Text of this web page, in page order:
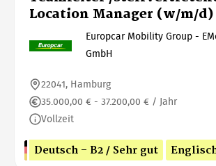
Location Manager (w/m/d)
Europcar Mobility Group -
GmbH
22041, Hamburg
35.000,00 € - 37.200,00 € / Jahr
Vollzeit
Deutsch - B2 / Sehr gut